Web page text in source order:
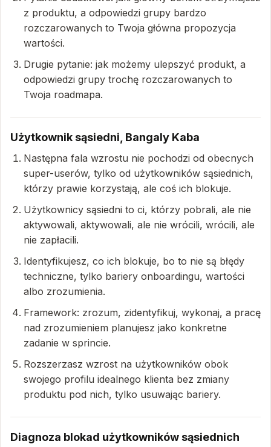
z produktu, a odpowiedzi grupy bardzo
rozczarowanych to Twoja główna propozycja
wartości.
Drugie pytanie: jak możemy ulepszyć produkt, a
odpowiedzi grupy trochę rozczarowanych to
Twoja roadmapa.
Użytkownik sąsiedni, Bangaly Kaba
Następna fala wzrostu nie pochodzi od obecnych
super-userów, tylko od użytkowników sąsiednich,
którzy prawie korzystają, ale coś ich blokuje.
Użytkownicy sąsiedni to ci, którzy pobrali, ale nie
aktywowali, aktywowali, ale nie wrócili, wrócili, ale
nie zapłacili.
Identyfikujesz, co ich blokuje, bo to nie są błędy
techniczne, tylko bariery onboardingu, wartości
albo zrozumienia.
Framework: zrozum, zidentyfikuj, wykonaj, a pracę
nad zrozumieniem planujesz jako konkretne
zadanie w sprincie.
Rozszerzasz wzrost na użytkowników obok
swojego profilu idealnego klienta bez zmiany
produktu pod nich, tylko usuwając bariery.
Diagnoza blokad użytkowników sąsiednich